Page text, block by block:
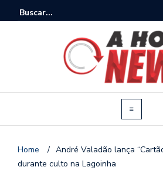
Home / André Valadão lança
durante culto na Lagoinha